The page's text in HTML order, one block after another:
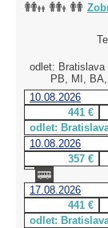
odlet: Bratislava
PB, MI,
10.08.2026
441 €
odlet:
10.08.2026
357 €
17.08.2026
441 €
odlet: